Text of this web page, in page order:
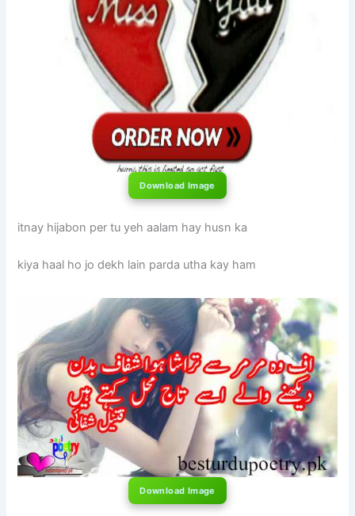
Download Image
itnay hijabon per tu yeh aalam hay husn ka
kiya haal ho jo dekh lain parda utha kay ham
Download Image